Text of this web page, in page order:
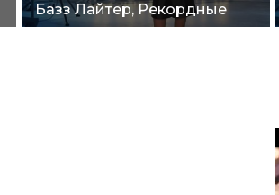
Базз Лайтер, Рекордные
сборы"